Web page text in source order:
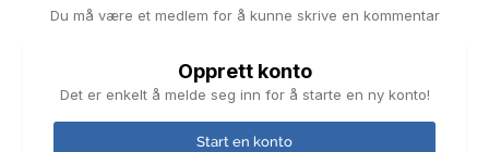
Du må være et medlem for å kunne skrive en kommentar
Opprett konto
Det er enkelt å melde seg inn for å starte en ny konto!
Start en konto